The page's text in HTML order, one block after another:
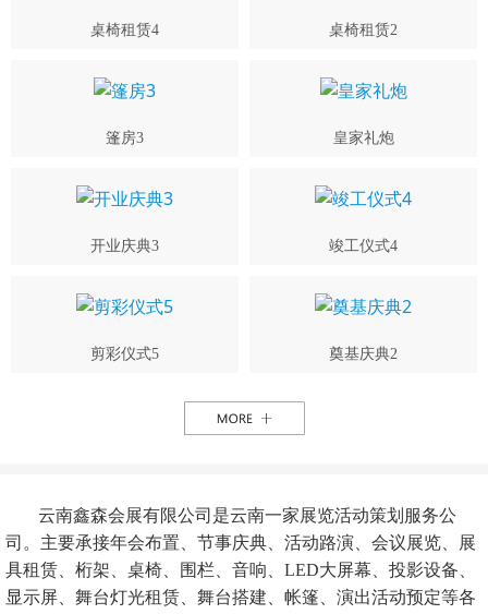
桌椅租赁4 桌椅租赁2
篷房3 皇家礼炮
开业庆典3 竣工仪式4
剪彩仪式5 奠基庆典2
云南鑫森会展有限公司是云南一家展览活动策划服务公
司。主要承接年会布置、节事庆典、活动路演、会议展览、展
具租赁、桁架、桌椅、围栏、音响、LED大屏幕、投影设备、
显示屏、舞台灯光租赁、舞台搭建、帐篷、演出活动预定等各